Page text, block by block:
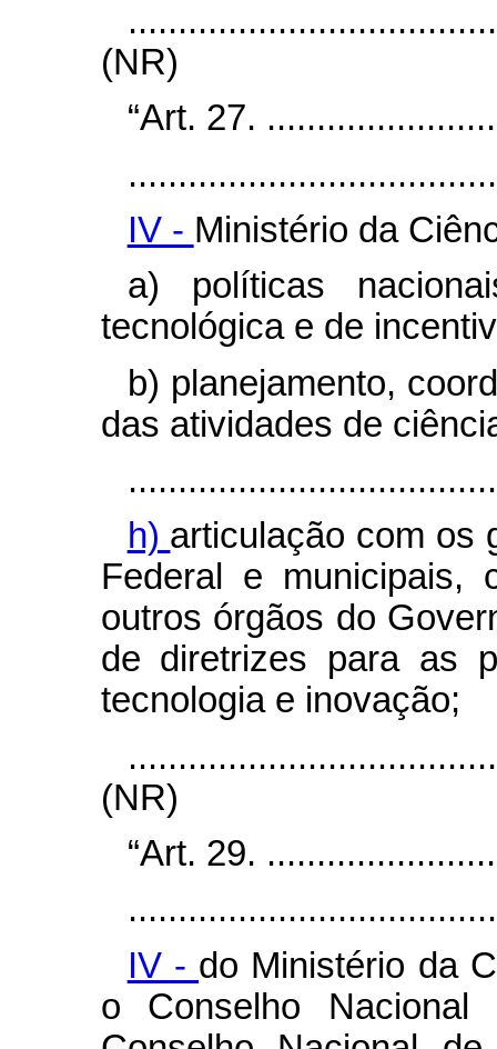
(NR)
“Art. 27.
IV - Ministério da
a) políticas
tecnológica e de
b) planejamento,
das atividades de
h) articulação com os
Federal e municipais,
outros órgãos do
de diretrizes para as
tecnologia e inovação;
(NR)
“Art. 29.
IV - do Ministério da
o Conselho